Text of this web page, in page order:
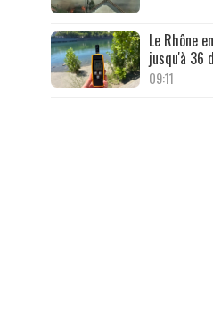
Le Rhône
jusqu'à 36
09:11